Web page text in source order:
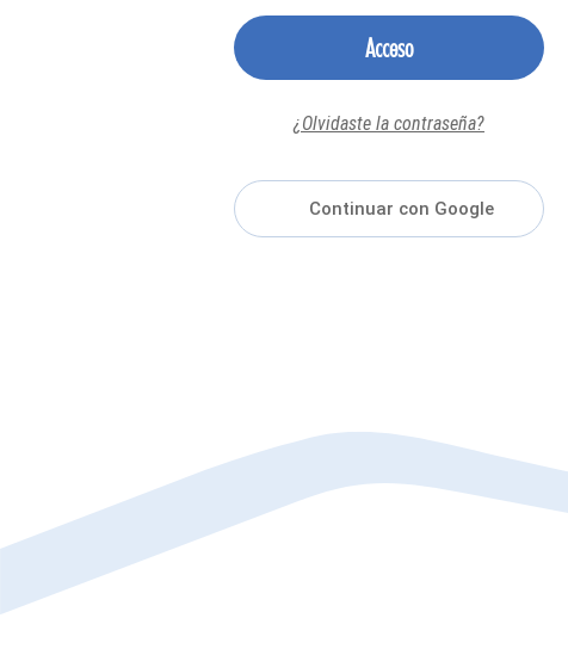
Acceso
¿Olvidaste la contraseña?